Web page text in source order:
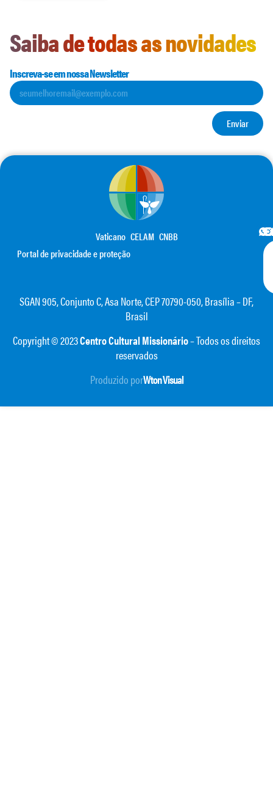
Saiba de todas as novidades
Inscreva-se em nossa Newsletter
Enviar
Vaticano CELAM CNBB
Portal de privacidade e proteção
SGAN 905, Conjunto C, Asa Norte, CEP 70790-050, Brasília – DF,
Brasil
Copyright © 2023Centro Cultural Missionário– Todos os direitos
reservados
Produzido porWton Visual